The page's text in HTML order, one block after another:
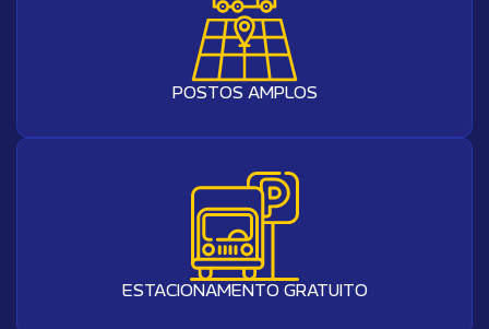
POSTOS AMPLOS
ESTACIONAMENTO GRATUITO